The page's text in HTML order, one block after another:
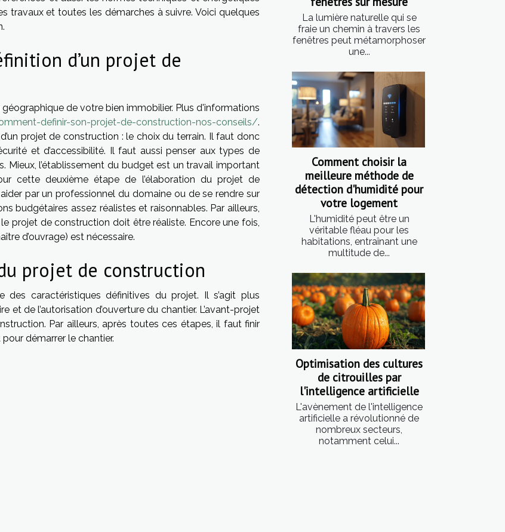
travaux et toutes les démarches à suivre. Voici quelques
d’un projet de
de votre bien immobilier. Plus d'informations
definir-son-projet-de-construction-nos-conseils/.
projet de construction : le choix du terrain. Il faut donc
et d’accessibilité. Il faut aussi penser aux types de
Mieux, l’établissement du budget est un travail important
cette deuxième étape de l’élaboration du projet de
par un professionnel du domaine ou de se rendre sur
budgétaires assez réalistes et raisonnables. Par ailleurs,
projet de construction doit être réaliste. Encore une fois,
d’ouvrage) est nécessaire.
projet de construction
caractéristiques définitives du projet. Il s’agit plus
de l’autorisation d’ouverture du chantier. L’avant-projet
Par ailleurs, après toutes ces étapes, il faut finir
démarrer le chantier.
La lumière naturelle qui se
fraie un chemin à travers les
fenêtres peut métamorphoser
une...
Comment choisir la
meilleure méthode de
détection d'humidité pour
votre logement
L'humidité peut être un
véritable fléau pour les
habitations, entraînant une
multitude de...
Optimisation des cultures
de citrouilles par
l'intelligence artificielle
L'avènement de l'intelligence
artificielle a révolutionné de
nombreux secteurs,
notamment celui...